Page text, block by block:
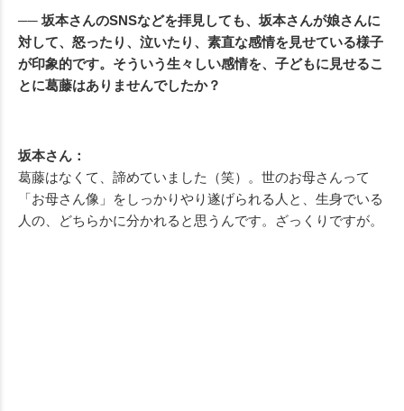
── 坂本さんのSNSなどを拝見しても、坂本さんが娘さんに
対して、怒ったり、泣いたり、素直な感情を見せている様子
が印象的です。そういう生々しい感情を、子どもに見せるこ
とに葛藤はありませんでしたか？
坂本さん：
葛藤はなくて、諦めていました（笑）。世のお母さんって
「お母さん像」をしっかりやり遂げられる人と、生身でいる
人の、どちらかに分かれると思うんです。ざっくりですが。